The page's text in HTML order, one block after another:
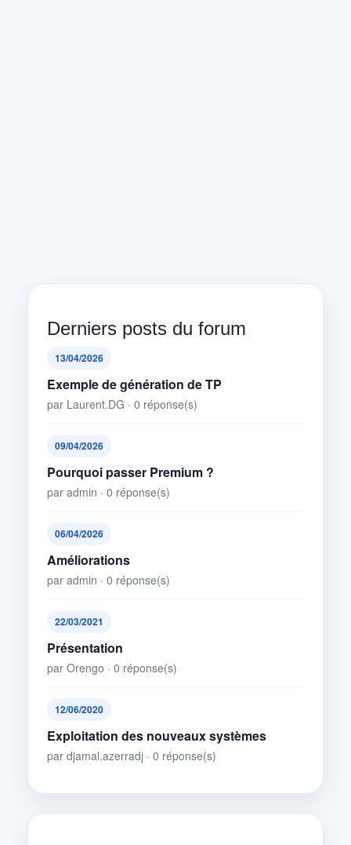
Derniers posts du forum
13/04/2026
Exemple de génération de TP
par Laurent.DG · 0 réponse(s)
09/04/2026
Pourquoi passer Premium ?
par admin · 0 réponse(s)
06/04/2026
Améliorations
par admin · 0 réponse(s)
22/03/2021
Présentation
par Orengo · 0 réponse(s)
12/06/2020
Exploitation des nouveaux systèmes
par djamal.azerradj · 0 réponse(s)